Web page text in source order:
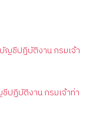
ปฏิบัติงาน กรมเจ้าท่า